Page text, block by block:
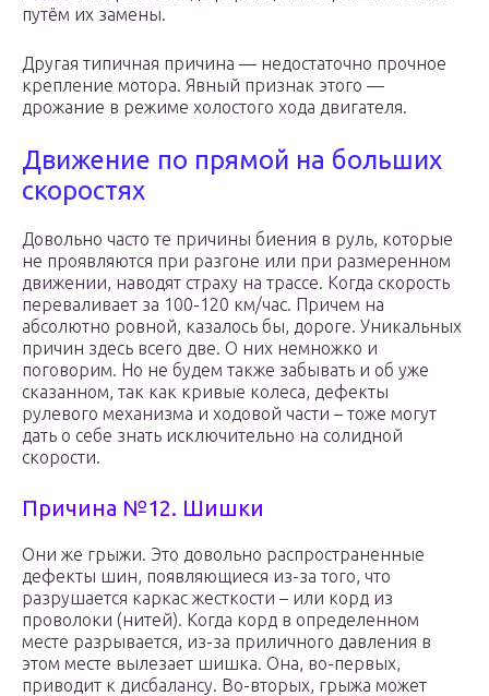
путём их замены.
Другая типичная причина — недостаточно прочное
крепление мотора. Явный признак этого —
дрожание в режиме холостого хода двигателя.
Движение по прямой на больших
скоростях
Довольно часто те причины биения в руль, которые
не проявляются при разгоне или при размеренном
движении, наводят страху на трассе. Когда скорость
переваливает за 100-120 км/час. Причем на
абсолютно ровной, казалось бы, дороге. Уникальных
причин здесь всего две. О них немножко и
поговорим. Но не будем также забывать и об уже
сказанном, так как кривые колеса, дефекты
рулевого механизма и ходовой части – тоже могут
дать о себе знать исключительно на солидной
скорости.
Причина №12. Шишки
Они же грыжи. Это довольно распространенные
дефекты шин, появляющиеся из-за того, что
разрушается каркас жесткости – или корд из
проволоки (нитей). Когда корд в определенном
месте разрывается, из-за приличного давления в
этом месте вылезает шишка. Она, во-первых,
приводит к дисбалансу. Во-вторых, грыжа может